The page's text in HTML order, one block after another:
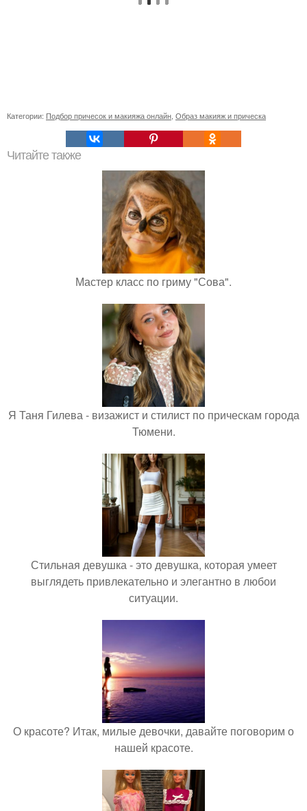
Категории: Подбор причесок и макияжа онлайн Образ макияж и прическа
Читайте также
Мастер класс по гриму "Сова".
Я Таня Гилева - визажист и стилист по прическам города
Тюмени.
Стильная девушка - это девушка, которая умеет
выглядеть привлекательно и элегантно в любои
ситуации.
О красоте? Итак, милые девочки, давайте поговорим о
нашей красоте.